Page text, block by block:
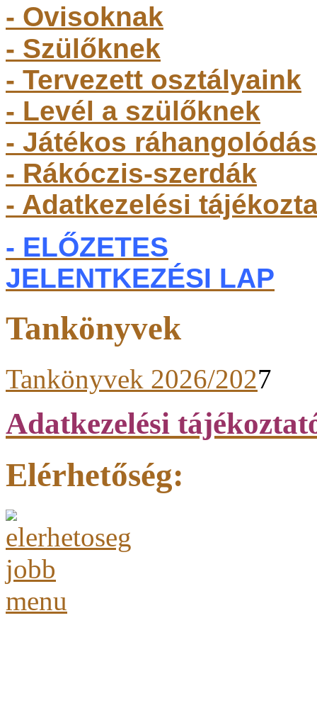
- Ovisoknak
- Szülőknek
- Tervezett osztályaink
- Levél a szülőknek
- Játékos ráhangolódás
- Rákóczis-szerdák
- Adatkezelési
- ELŐZETES
JELENTKEZÉSI LAP
Tankönyvek
Tankönyvek 2026/2027
Adatkezelési
Elérhetőség: